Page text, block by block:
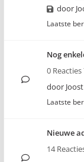
door
Laatste
Nog
0
door
Laatste
Nieuwe
14